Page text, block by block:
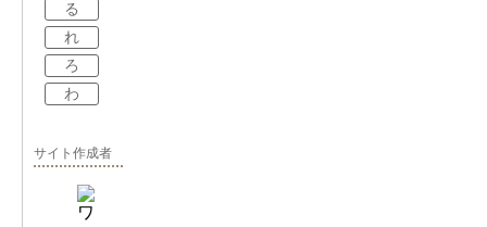
る
れ
ろ
わ
サイト作成者